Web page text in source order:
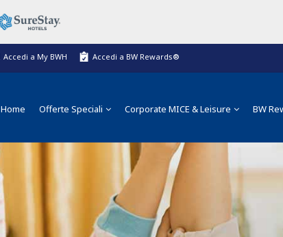
Accedi a My BWH Accedi a BW Rewards®
Home Offerte Speciali Corporate MICE & Leisure BW